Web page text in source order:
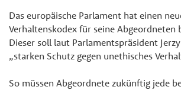
Das europäische Parlament hat einen
Verhaltenskodex für seine Abgeordneten
Dieser soll laut Parlamentspräsident
„starken Schutz gegen unethisches
So müssen Abgeordnete zukünftig jede